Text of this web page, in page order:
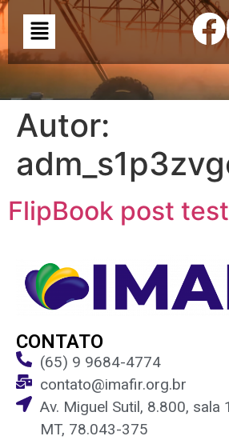
Autor:
FlipBook post test
CONTATO
(65) 9 9684-4774
contato@imafir.org.br
Av. Miguel Sutil, 8.800, sala
MT, 78.043-375